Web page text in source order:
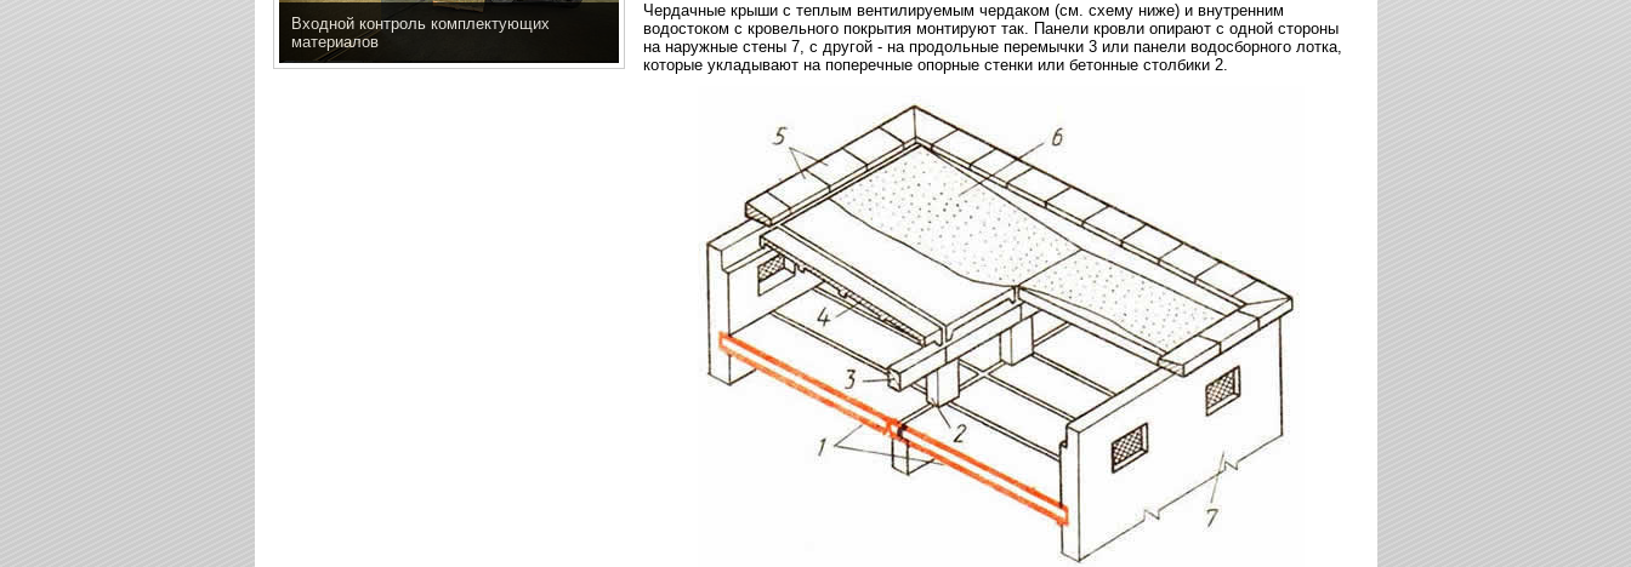
Входной контроль комплектующих
материалов
Чердачные крыши с теплым вентилируемым чердаком (см. схему ниже) и внутренним
водостоком с кровельного покрытия монтируют так. Панели кровли опирают с одной стороны
на наружные стены 7, с другой - на продольные перемычки 3 или панели водосборного лотка,
которые укладывают на поперечные опорные стенки или бетонные столбики 2.